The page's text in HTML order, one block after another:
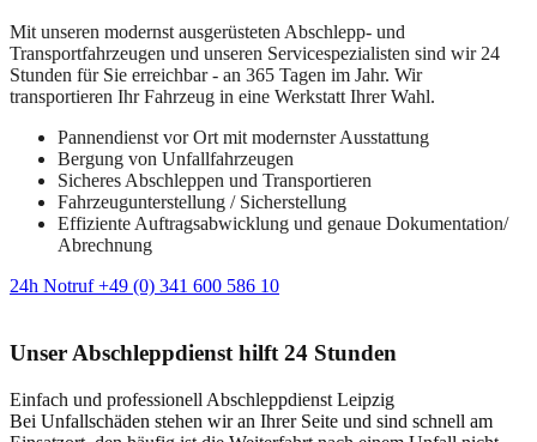
Mit unseren modernst ausgerüsteten Abschlepp- und
Transportfahrzeugen und unseren Servicespezialisten sind wir 24
Stunden für Sie erreichbar - an 365 Tagen im Jahr. Wir
transportieren Ihr Fahrzeug in eine Werkstatt Ihrer Wahl.
Pannendienst vor Ort mit modernster Ausstattung
Bergung von Unfallfahrzeugen
Sicheres Abschleppen und Transportieren
Fahrzeugunterstellung / Sicherstellung
Effiziente Auftragsabwicklung und genaue Dokumentation/
Abrechnung
24h Notruf +49 (0) 341 600 586 10
Unser Abschleppdienst hilft 24 Stunden
Einfach und professionell Abschleppdienst Leipzig
Bei Unfallschäden stehen wir an Ihrer Seite und sind schnell am